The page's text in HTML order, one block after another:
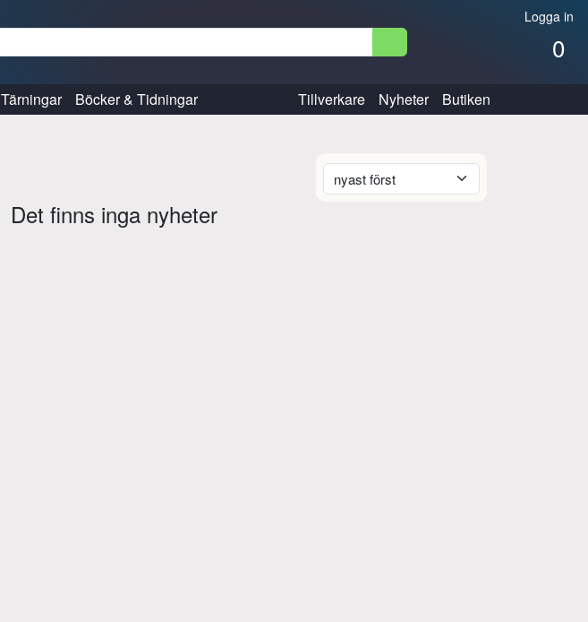
Logga in
0
Tärningar Böcker & Tidningar Tillverkare Nyheter Butiken
Det finns inga nyheter